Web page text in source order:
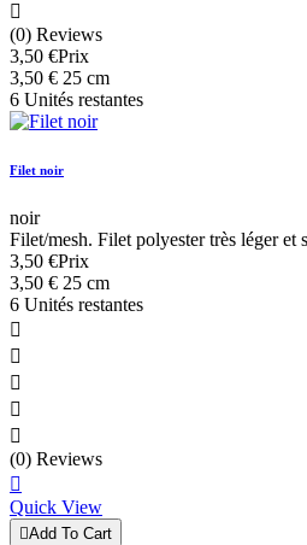

(0) Reviews
3,50 €Prix
3,50 € 25 cm
6 Unités restantes
Filet noir
noir
Filet/mesh. Filet polyester très léger et
3,50 €Prix
3,50 € 25 cm
6 Unités restantes





(0) Reviews

Quick View
Add To Cart